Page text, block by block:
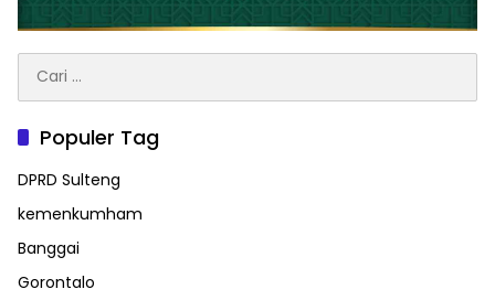
untuk:
Populer Tag
DPRD Sulteng
kemenkumham
Banggai
Gorontalo